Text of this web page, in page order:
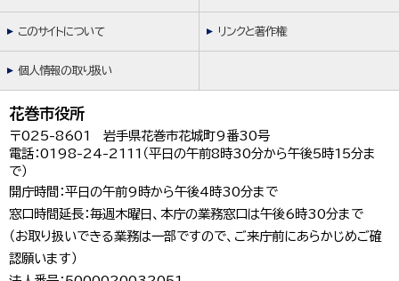
このサイトについて リンクと著作権
個人情報の取り扱い
花巻市役所
〒025-8601 岩手県花巻市花城町9番30号
電話：0198-24-2111（平日の午前8時30分から午後5時15分ま
で）
開庁時間：平日の午前9時から午後4時30分まで
窓口時間延長：毎週木曜日、本庁の業務窓口は午後6時30分まで
（お取り扱いできる業務は一部ですので、ご来庁前にあらかじめご確
認願います）